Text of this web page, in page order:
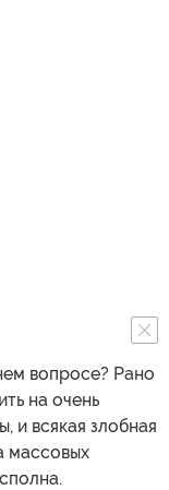
вопросе? Рано
на очень
и всякая злобная
массовых